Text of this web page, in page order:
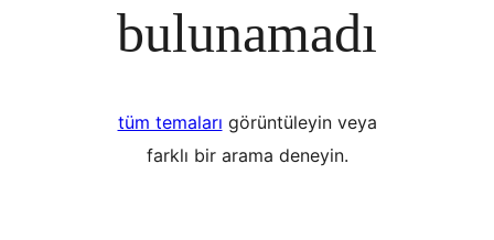
bulunamadı
tüm temaları görüntüleyin veya
farklı bir arama deneyin.